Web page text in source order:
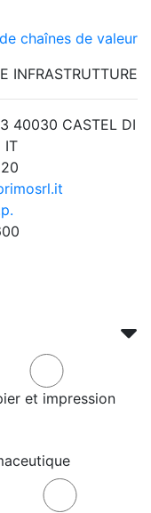
et impression
chaînes de valeur
INFRASTRUTTURE
40030 CASTEL DI
IT